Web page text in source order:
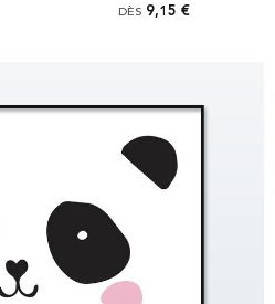
DÈS 9,15 €